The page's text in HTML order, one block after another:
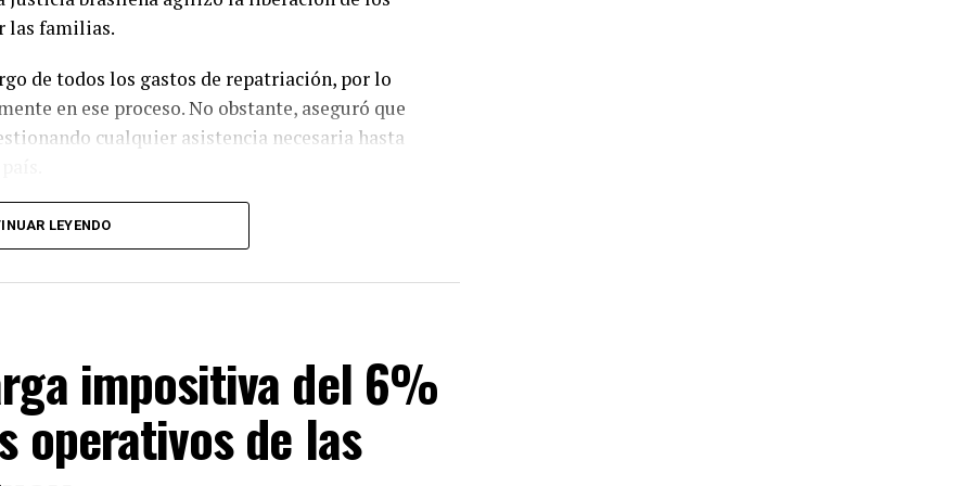
las familias.
de todos los gastos de repatriación, por lo
en ese proceso. No obstante, aseguró que
cualquier asistencia necesaria hasta
recibieron el alta médica retornarán este
para el miércoles fuera postergado.
en observación médica.
explicó que el traslado dependerá de
funeraria correspondiente.
en casos de fallecimiento de paraguayos en el
inicia a pedido de un familiar, quien debe
LEYENDO
impositiva del 6%
operativos de las